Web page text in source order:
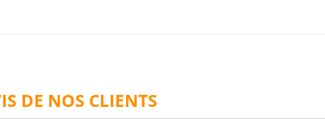
DE NOS CLIENTS